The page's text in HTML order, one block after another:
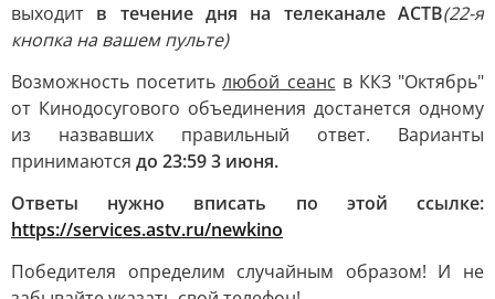
выходит в течение дня на телеканале АСТВ(22-я
кнопка на вашем пульте)
Возможность посетитьлюбой сеанс в ККЗ "Октябрь"
от Кинодосугового объединения достанется одному
из назвавших правильный ответ. Варианты
принимаются до 23:59 3 июня.
Ответы нужно вписать по этой ссылке:
https://services.astv.ru/newkino
Победителя определим случайным образом! И не